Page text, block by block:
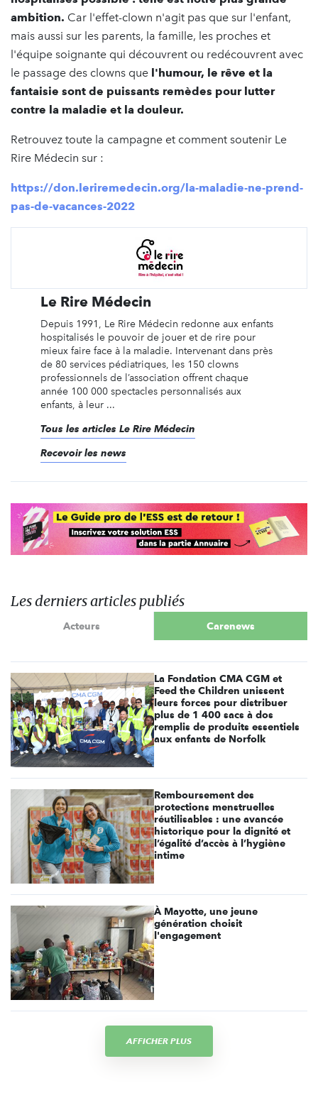
ambition. Car l'effet-clown n'agit pas que sur l'enfant,
mais aussi sur les parents, la famille, les proches et
l'équipe soignante qui découvrent ou redécouvrent avec
le passage des clowns que l'humour, le rêve et la
fantaisie sont de puissants remèdes pour lutter
contre la maladie et la douleur.
Retrouvez toute la campagne et comment soutenir Le
Rire Médecin sur :
https://don.leriremedecin.org/la-maladie-ne-prend-
pas-de-vacances-2022
Le Rire Médecin
Depuis 1991, Le Rire Médecin redonne aux enfants
hospitalisés le pouvoir de jouer et de rire pour
mieux faire face à la maladie. Intervenant dans près
de 80 services pédiatriques, les 150 clowns
professionnels de l’association offrent chaque
année 100 000 spectacles personnalisés aux
enfants, à leur ...
Tous les articles Le Rire Médecin
Recevoir les news
Les derniers articles publiés
Acteurs Carenews
La Fondation CMA CGM et
Feed the Children unissent
leurs forces pour distribuer
plus de 1 400 sacs à dos
remplis de produits essentiels
aux enfants de Norfolk
Remboursement des
protections menstruelles
réutilisables : une avancée
historique pour la dignité et
l’égalité d’accès à l’hygiène
intime
À Mayotte, une jeune
génération choisit
l'engagement
AFFICHER PLUS